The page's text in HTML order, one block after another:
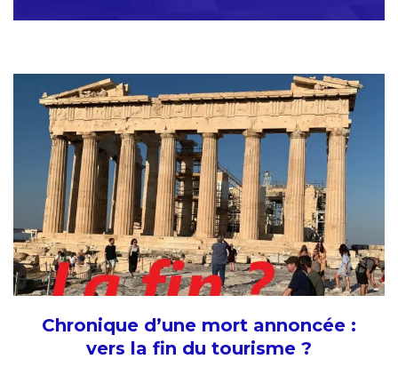
Chronique d’une mort annoncée :
vers la fin du tourisme ?